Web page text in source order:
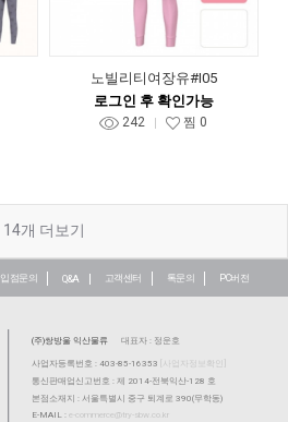
노빌리티여장유#I05
로그인 후 확인가능
242 찜 0
14개 더보기
입점문의 Q&A 고객센터 톡문의 PC버전
(주)쌍방울 익산물류 대표자 : 정운호
사업자등록번호 : 403-85-16353
[사업자정보확인]
통신판매업신고번호 : 제 2014-전북익산-128 호
본점소재지 : 서울특별시 중구 퇴계로 390(무학동)
E-MAIL : e-commerce@try-sbw.co.kr